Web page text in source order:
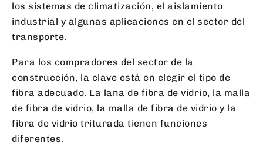
los sistemas de climatización, el aislamiento
industrial y algunas aplicaciones en el sector del
transporte.
Para los compradores del sector de la
construcción, la clave está en elegir el tipo de
fibra adecuado. La lana de fibra de vidrio, la malla
de fibra de vidrio, la malla de fibra de vidrio y la
fibra de vidrio triturada tienen funciones
diferentes.